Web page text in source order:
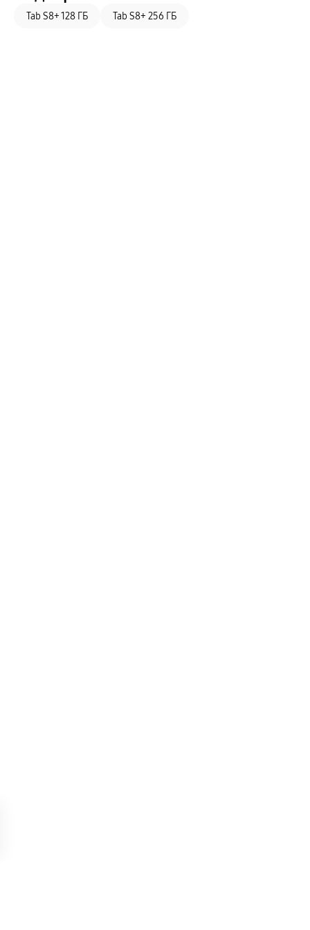
Android 12
Tab S8+ 128 ГБ Tab S8+ 256 ГБ